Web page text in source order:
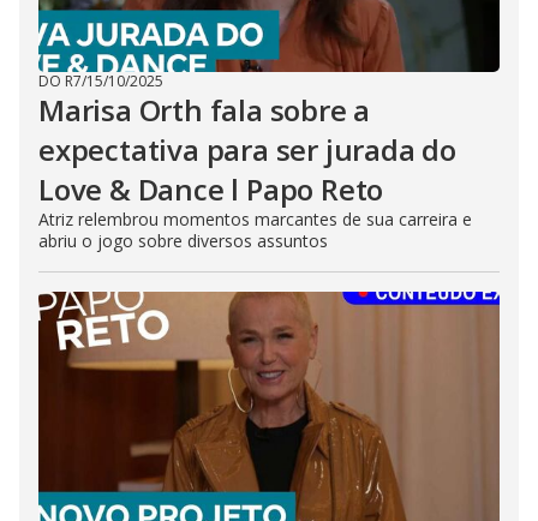
DO R7/15/10/2025
Marisa Orth fala sobre a
expectativa para ser jurada do
Love & Dance l Papo Reto
Atriz relembrou momentos marcantes de sua carreira e
abriu o jogo sobre diversos assuntos